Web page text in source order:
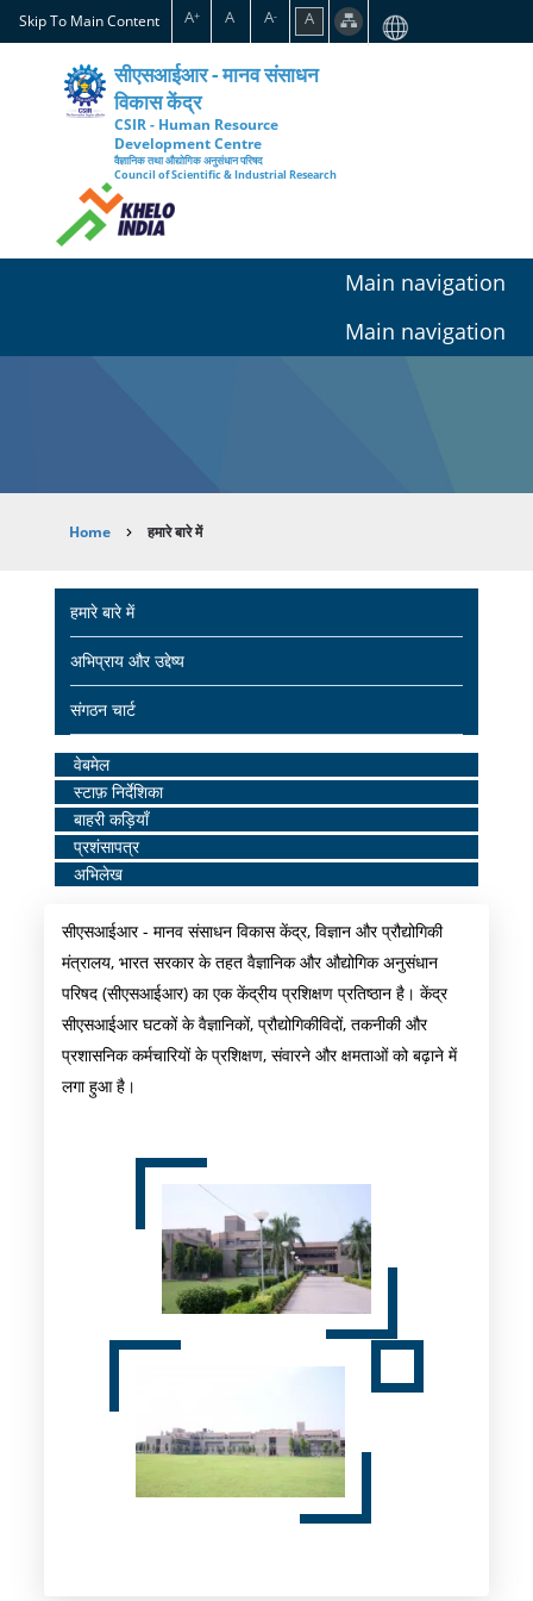
Skip
to
content
Skip To Main Content A+ A A- A
सीएसआईआर - मानव संसाधन
विकास केंद्र
CSIR - Human Resource
Development Centre
वैज्ञानिक तथा औद्योगिक अनुसंधान परिषद
Council of Scientific & Industrial Research
Main navigation
Main navigation
Breadcrumb
Home हमारे बारे में
Main
navigation
हमारे बारे में
अभिप्राय और उद्देष्य
संगठन चार्ट
Home
Middle
Menu
वेबमेल
स्टाफ़ निर्देशिका
बाहरी कड़ियाँ
प्रशंसापत्र
अभिलेख
सीएसआईआर - मानव संसाधन विकास केंद्र, विज्ञान और प्रौद्योगिकी
मंत्रालय, भारत सरकार के तहत वैज्ञानिक और औद्योगिक अनुसंधान
परिषद (सीएसआईआर) का एक केंद्रीय प्रशिक्षण प्रतिष्ठान है। केंद्र
सीएसआईआर घटकों के वैज्ञानिकों, प्रौद्योगिकीविदों, तकनीकी और
प्रशासनिक कर्मचारियों के प्रशिक्षण, संवारने और क्षमताओं को बढ़ाने में
लगा हुआ है।